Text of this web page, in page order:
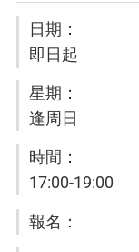
即日起
逢周日
17:00-19:00